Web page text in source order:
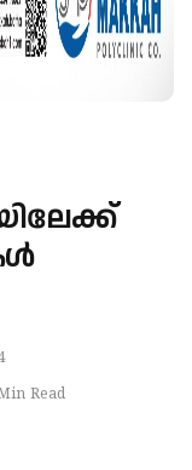
Read